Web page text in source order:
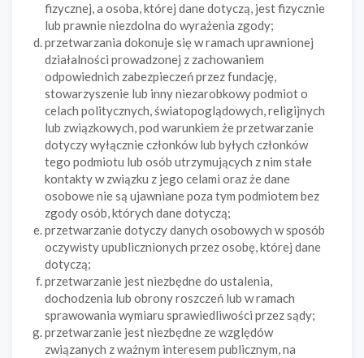
fizycznej, a osoba, której dane dotyczą, jest fizycznie
lub prawnie niezdolna do wyrażenia zgody;
przetwarzania dokonuje się w ramach uprawnionej
działalności prowadzonej z zachowaniem
odpowiednich zabezpieczeń przez fundację,
stowarzyszenie lub inny niezarobkowy podmiot o
celach politycznych, światopoglądowych, religijnych
lub związkowych, pod warunkiem że przetwarzanie
dotyczy wyłącznie członków lub byłych członków
tego podmiotu lub osób utrzymujących z nim stałe
kontakty w związku z jego celami oraz że dane
osobowe nie są ujawniane poza tym podmiotem bez
zgody osób, których dane dotyczą;
przetwarzanie dotyczy danych osobowych w sposób
oczywisty upublicznionych przez osobę, której dane
dotyczą;
przetwarzanie jest niezbędne do ustalenia,
dochodzenia lub obrony roszczeń lub w ramach
sprawowania wymiaru sprawiedliwości przez sądy;
przetwarzanie jest niezbędne ze względów
związanych z ważnym interesem publicznym, na